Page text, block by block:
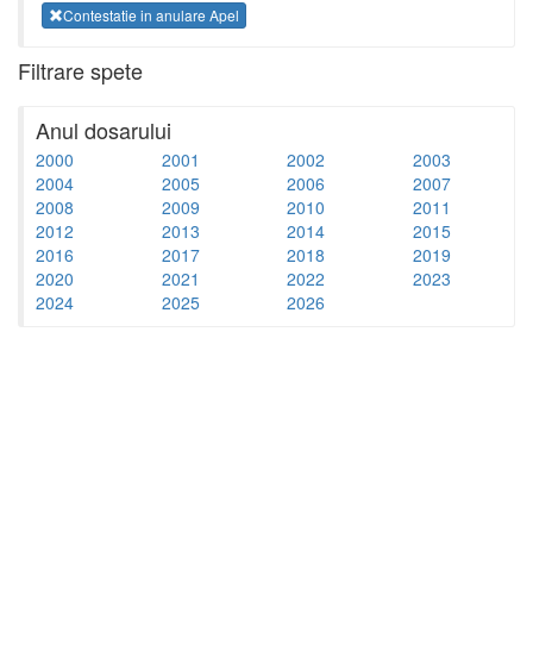
Contestatie in anulare Apel
Filtrare spete
Anul dosarului
2000 2001 2002
2003
2004
2005 2006
2007
2008
2009 2010
2011
2012
2013 2014
2015
2016
2017 2018
2019
2020
2021 2022
2023
2024
2025 2026